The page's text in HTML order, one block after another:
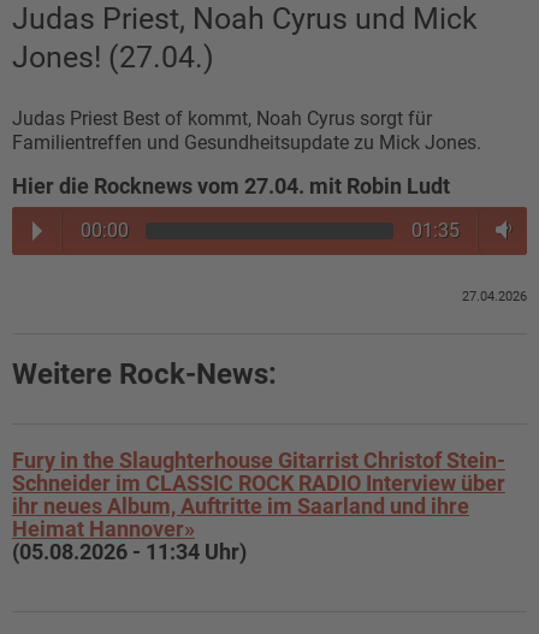
Judas Priest, Noah Cyrus und Mick
Jones! (27.04.)
Judas Priest Best of kommt, Noah Cyrus sorgt für
Familientreffen und Gesundheitsupdate zu Mick Jones.
Hier die Rocknews vom 27.04. mit Robin Ludt
00:00 01:35
27.04.2026
Weitere Rock-News:
Fury in the Slaughterhouse Gitarrist Christof Stein-
Schneider im CLASSIC ROCK RADIO Interview über
ihr neues Album, Auftritte im Saarland und ihre
Heimat Hannover»
(05.08.2026 - 11:34 Uhr)